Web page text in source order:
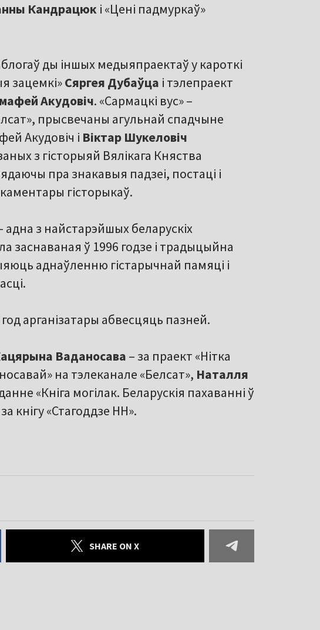
Кандрацюк і «Цені падмуркаў»
ды іншых медыяпраектаў у кароткі
зацемкі»Сяргея Дубаўца і тэлепраект
Акудовіч. «Сармацкі вус» –
прысвечаны агульнай спадчыне
Акудовіч і Віктар Шукеловіч
з гісторыяй Вялікага Княства
пра знакавыя падзеі, постаці і
гісторыкаў.
адна з найстарэйшых беларускіх
заснаваная ў 1996 годзе і традыцыйна
аднаўленню гістарычнай памяці і
арганізатары абвесцяць пазней.
Ваданосава – за праект «Нітка
на тэлеканале «Белсат», Наталля
«Кніга могілак. Беларускія пахаванні ў
за кнігу «Стагоддзе НН».
SHARE ON X